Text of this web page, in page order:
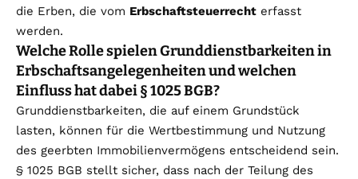
die Erben, die vom Erbschaftsteuerrecht erfasst
werden.
Welche Rolle spielen Grunddienstbarkeiten in
Erbschaftsangelegenheiten und welchen
Einfluss hat dabei § 1025 BGB?
Grunddienstbarkeiten, die auf einem Grundstück
lasten, können für die Wertbestimmung und Nutzung
des geerbten Immobilienvermögens entscheidend sein.
§ 1025 BGB stellt sicher, dass nach der Teilung des